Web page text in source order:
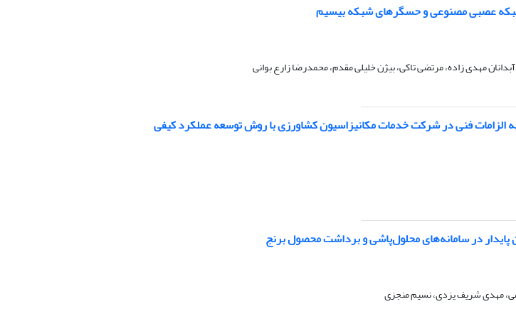
شبکه عصبی مصنوعی و حسگرهای شبکه بی‏سیم
مهدی زاده، مرتضی تاکی، بیژن خلیلی مقدم، محمدرضا زارع بوانی
الزامات فنی در شرکت خدمات مکانیزاسیون کشاورزی با روش توسعه عملکرد کیفی
در سامانه‌های محلول‌پاشی و برداشت محصول برنج
مهدی شریف یزدی، نسیم منجزی